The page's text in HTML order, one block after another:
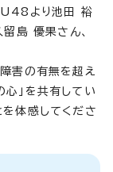
より池田 裕
島 優果さん、
障害の有無を超え
心」を共有してい
を体感してくださ